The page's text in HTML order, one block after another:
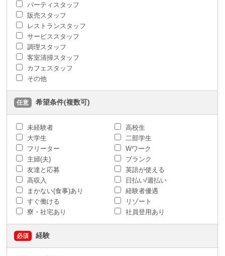
パーティスタッフ
販売スタッフ
レストランスタッフ
サービススタッフ
調理スタッフ
客室清掃スタッフ
カフェスタッフ
その他
任意 希望条件(複数可)
未経験者
高校生
大学生
二部学生
フリーター
Wワーク
主婦(夫)
ブランク
友達と応募
英語が使える
高収入
日払い/週払い
まかない(食事)あり
経験者優遇
すぐ働ける
リゾート
寮・社宅あり
社員登用あり
必須 経験